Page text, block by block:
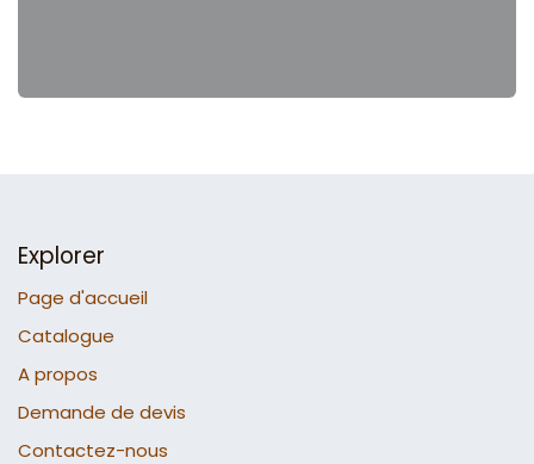
Explorer
Page d'accueil
Catalogue
A propos
Demande de devis
Contactez-nous